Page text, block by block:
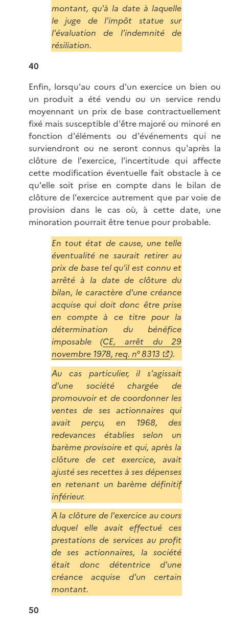
montant, qu'à la date à laquelle
le juge de l'impôt statue sur
l'évaluation de l'indemnité de
résiliation.
40
Enfin, lorsqu'au cours d'un exercice un bien ou
un produit a été vendu ou un service rendu
moyennant un prix de base contractuellement
fixé mais susceptible d'être majoré ou minoré en
fonction d'éléments ou d'événements qui ne
surviendront ou ne seront connus qu'après la
clôture de l'exercice, l'incertitude qui affecte
cette modification éventuelle fait obstacle à ce
qu'elle soit prise en compte dans le bilan de
clôture de l'exercice autrement que par voie de
provision dans le cas où, à cette date, une
minoration pourrait être tenue pour probable.
En tout état de cause, une telle
éventualité ne saurait retirer au
prix de base tel qu'il est connu et
arrêté à la date de clôture du
bilan, le caractère d'une créance
acquise qui doit donc être prise
en compte à ce titre pour la
détermination du bénéfice
imposable (CE, arrêt du 29
novembre 1978, req. n° 8313
).
Au cas particulier, il s'agissait
d'une société chargée de
promouvoir et de coordonner les
ventes de ses actionnaires qui
avait perçu, en 1968, des
redevances établies selon un
barème provisoire et qui, après la
clôture de cet exercice, avait
ajusté ses recettes à ses dépenses
en retenant un barème définitif
inférieur.
A la clôture de l'exercice au cours
duquel elle avait effectué ces
prestations de services au profit
de ses actionnaires, la société
était donc détentrice d'une
créance acquise d'un certain
montant.
50